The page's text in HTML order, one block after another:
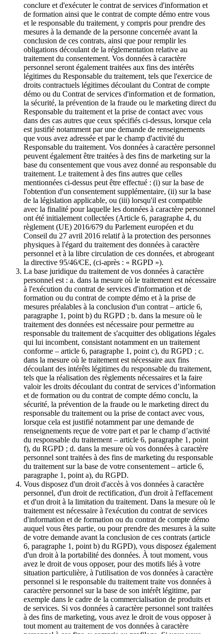
conclure et d'exécuter le contrat de services d'information et
de formation ainsi que le contrat de compte démo entre vous
et le responsable du traitement, y compris pour prendre des
mesures à la demande de la personne concernée avant la
conclusion de ces contrats, ainsi que pour remplir les
obligations découlant de la réglementation relative au
traitement du consentement. Vos données à caractère
personnel seront également traitées aux fins des intérêts
légitimes du Responsable du traitement, tels que l'exercice de
droits contractuels légitimes découlant du Contrat de compte
démo ou du Contrat de services d'information et de formation,
la sécurité, la prévention de la fraude ou le marketing direct du
Responsable du traitement et la prise de contact avec vous
dans des cas autres que ceux spécifiés ci-dessus, lorsque cela
est justifié notamment par une demande de renseignements
que vous avez adressée et par le champ d'activité du
Responsable du traitement. Vos données à caractère personnel
peuvent également être traitées à des fins de marketing sur la
base du consentement que vous avez donné au responsable du
traitement. Le traitement à des fins autres que celles
mentionnées ci-dessus peut être effectué : (i) sur la base de
l'obtention d'un consentement supplémentaire, (ii) sur la base
de la législation applicable, ou (iii) lorsqu'il est compatible
avec la finalité pour laquelle les données à caractère personnel
ont été initialement collectées (Article 6, paragraphe 4, du
règlement (UE) 2016/679 du Parlement européen et du
Conseil du 27 avril 2016 relatif à la protection des personnes
physiques à l'égard du traitement des données à caractère
personnel et à la libre circulation de ces données, et abrogeant
la directive 95/46/CE, (ci-après : « RGPD »).
La base juridique du traitement de vos données à caractère
personnel est : a. dans la mesure où le traitement est nécessaire
à l'exécution du contrat de services d'information et de
formation ou du contrat de compte démo et à la prise de
mesures préalables à la conclusion d'un contrat – article 6,
paragraphe 1, point b) du RGPD ; b. dans la mesure où le
traitement des données est nécessaire pour permettre au
responsable du traitement de s'acquitter des obligations légales
qui lui incombent, consistant notamment en un traitement
conforme – article 6, paragraphe 1, point c), du RGPD ; c.
dans la mesure où le traitement est nécessaire aux fins
découlant des intérêts légitimes du responsable du traitement,
tels que la réalisation des règlements nécessaires et la faire
valoir les droits découlant du contrat de services d’information
et de formation ou du contrat de compte démo conclu, la
sécurité, la prévention de la fraude ou le marketing direct du
responsable du traitement ou la prise de contact avec vous,
lorsque cela est justifié notamment par une demande de
renseignements reçue de votre part et par le champ d’activité
du responsable du traitement – article 6, paragraphe 1, point
f), du RGPD ; d. dans la mesure où vos données à caractère
personnel sont traitées à des fins de marketing du responsable
du traitement sur la base de votre consentement – article 6,
paragraphe 1, point a), du RGPD.
Vous disposez d'un droit d'accès à vos données à caractère
personnel, d'un droit de rectification, d'un droit à l'effacement
et d'un droit à la limitation du traitement. Dans la mesure où le
traitement est nécessaire à l'exécution du contrat de services
d'information et de formation ou du contrat de compte démo
auquel vous êtes partie, ou pour prendre des mesures à la suite
de votre demande avant la conclusion de ces contrats (article
6, paragraphe 1, point b) du RGPD), vous disposez également
d'un droit à la portabilité des données. À tout moment, vous
avez le droit de vous opposer, pour des motifs liés à votre
situation particulière, à l'utilisation de vos données à caractère
personnel si le responsable du traitement traite vos données à
caractère personnel sur la base de son intérêt légitime, par
exemple dans le cadre de la commercialisation de produits et
de services. Si vos données à caractère personnel sont traitées
à des fins de marketing, vous avez le droit de vous opposer à
tout moment au traitement de vos données à caractère